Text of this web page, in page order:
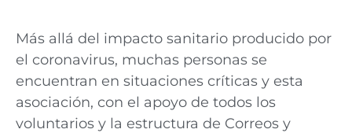
Más allá del impacto sanitario producido por
el coronavirus, muchas personas se
encuentran en situaciones críticas y esta
asociación, con el apoyo de todos los
voluntarios y la estructura de Correos y